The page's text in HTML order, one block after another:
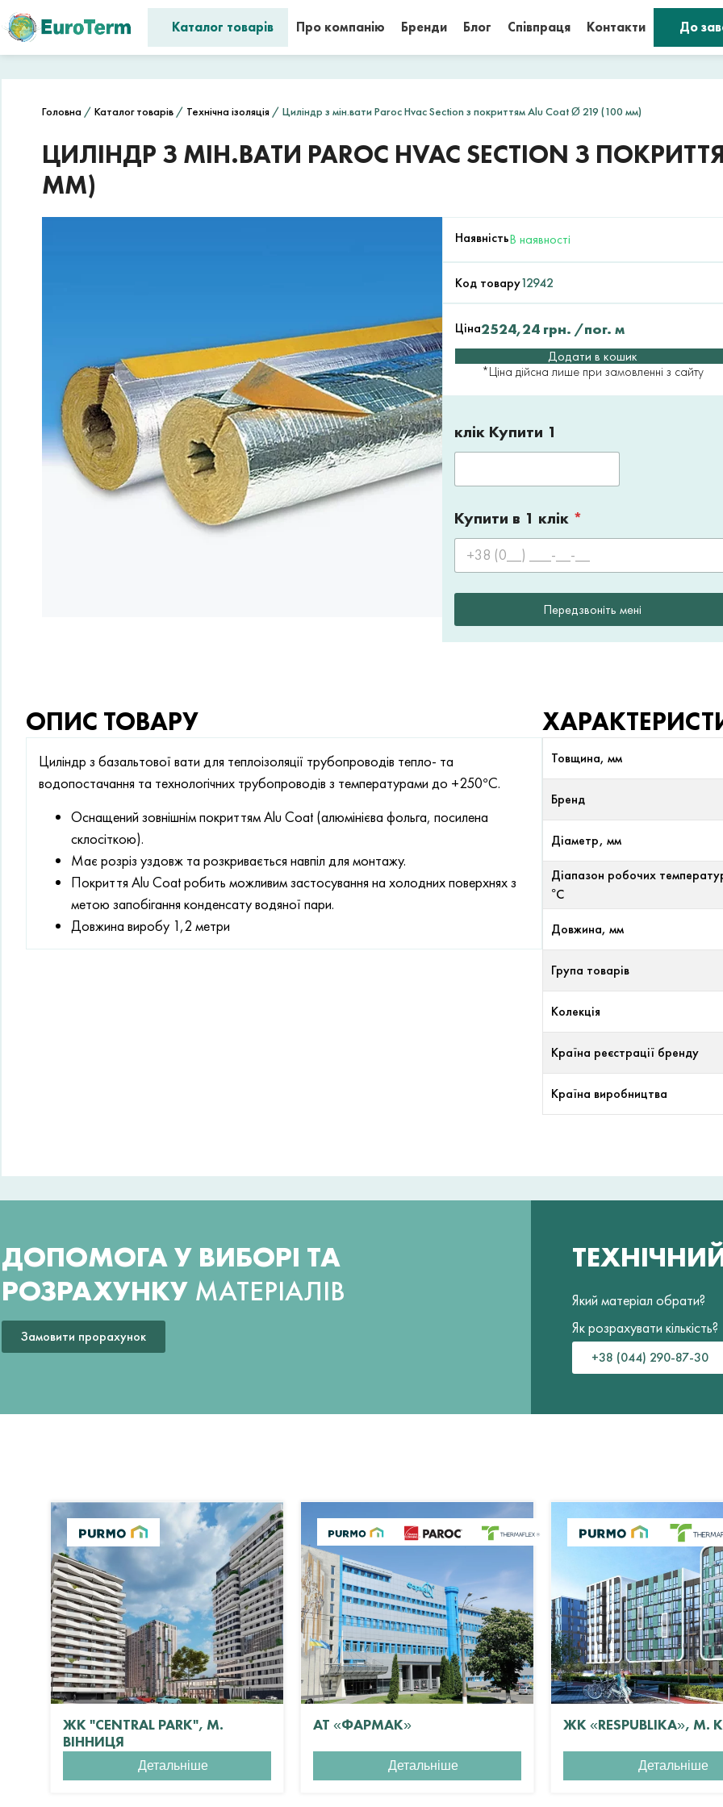
Каталог товарів Про компанію Бренди Блог Співпраця Контакти До
Головна / Каталог товарів / Технічна ізоляція / Циліндр з мін.вати Paroc Hvac Section з покриттям Alu Coat Ø 219 (100 мм)
ЦИЛІНДР З МІН.ВАТИ PAROC HVAC SECTION З
ММ)
НаявністьВ наявності
Код товару12942
Ціна2524,24 грн. /пог. м
Додати в кошик
*Ціна дійсна лише при замовленні з сайту
клік Купити 1
Купити в 1 клік *
Передзвоніть мені
ОПИС ТОВАРУ
Циліндр з базальтової вати для теплоізоляції трубопроводів тепло- та
водопостачання та технологічних трубопроводів з температурами до +250°С.
Оснащений зовнішнім покриттям Alu Coat (алюмінієва фольга, посилена
склосіткою).
Має розріз уздовж та розкривається навпіл для монтажу.
Покриття Alu Coat робить можливим застосування на холодних поверхнях з
метою запобігання конденсату водяної пари.
Довжина виробу 1,2 метри
Товщина, мм
Бренд
Діаметр, мм
Діапазон робочих
°С
Довжина, мм
Група товарів
Колекція
Країна реєстрації бренду
Країна виробництва
ДОПОМОГА У ВИБОРІ ТА
РОЗРАХУНКУ МАТЕРІАЛІВ
Замовити прорахунок
Який матеріал обрати?
Як розрахувати кількість?
+38 (044) 290-87-30
ЖК "CENTRAL PARK", М.
ВІННИЦЯ
Детальніше
АТ «ФАРМАК»
Детальніше
ЖК «RESPUBLIKA», М.
Детальніше